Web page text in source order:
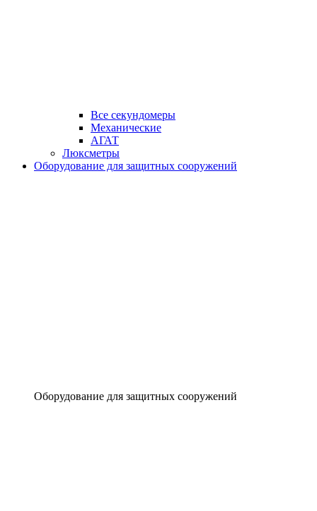
Все секундомеры
Механические
АГАТ
Люксметры
Оборудование для защитных сооружений
Оборудование для защитных сооружений